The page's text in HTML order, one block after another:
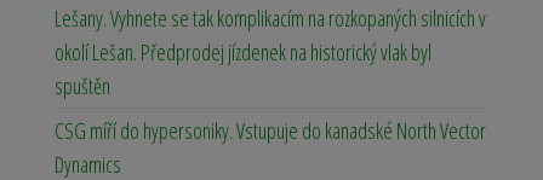
Lešany. Vyhnete se tak komplikacím na rozkopaných silnicích v
okolí Lešan. Předprodej jízdenek na historický vlak byl
spuštěn
CSG míří do hypersoniky. Vstupuje do kanadské North Vector
Dynamics